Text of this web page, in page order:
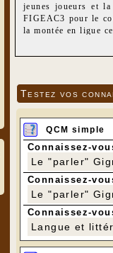
jeunes joueurs et
FIGEAC3 pour le
la montée en ligue
L'ESCG vous
Testez vos
QCM simple
Connaissez-
Le "parler"
Connaissez-
Le "parler"
Connaissez-
Langue et